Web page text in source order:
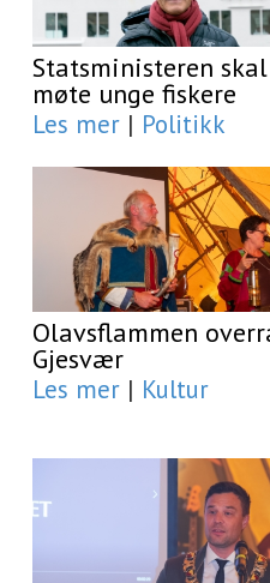
Statsministeren skal
møte unge fiskere
Les mer | Politikk
Olavsflammen
Gjesvær
Les mer | Kultur